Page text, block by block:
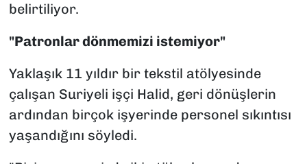
belirtiliyor.
"Patronlar dönmemizi istemiyor"
Yaklaşık 11 yıldır bir tekstil atölyesinde
çalışan Suriyeli işçi Halid, geri dönüşlerin
ardından birçok işyerinde personel sıkıntısı
yaşandığını söyledi.